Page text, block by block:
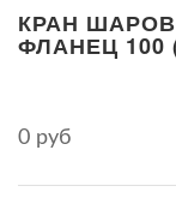
КРАН
ФЛАНЕЦ 100
0 руб